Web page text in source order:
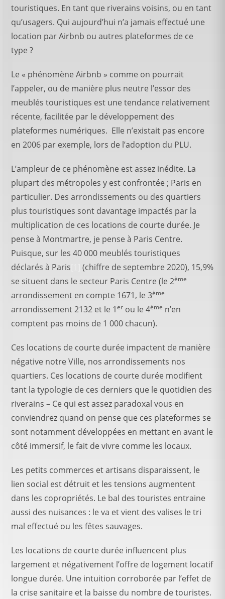
touristiques. En tant que riverains voisins, ou en tant
qu’usagers. Qui aujourd’hui n’a jamais effectué une
location par Airbnb ou autres plateformes de ce
type ?
Le « phénomène Airbnb » comme on pourrait
l’appeler, ou de manière plus neutre l’essor des
meublés touristiques est une tendance relativement
récente, facilitée par le développement des
plateformes numériques. Elle n’existait pas encore
en 2006 par exemple, lors de l’adoption du PLU.
L’ampleur de ce phénomène est assez inédite. La
plupart des métropoles y est confrontée ; Paris en
particulier. Des arrondissements ou des quartiers
plus touristiques sont davantage impactés par la
multiplication de ces locations de courte durée. Je
pense à Montmartre, je pense à Paris Centre.
Puisque, sur les 40 000 meublés touristiques
déclarés à Paris
(chiffre de septembre 2020), 15,9%
se situent dans le secteur Paris Centre (le 2ème
arrondissement en compte 1671, le 3ème
arrondissement 2132 et le 1er ou le 4ème n’en
comptent pas moins de 1 000 chacun).
Ces locations de courte durée impactent de manière
négative notre Ville, nos arrondissements nos
quartiers. Ces locations de courte durée modifient
tant la typologie de ces derniers que le quotidien des
riverains – Ce qui est assez paradoxal vous en
conviendrez quand on pense que ces plateformes se
sont notamment développées en mettant en avant le
côté immersif, le fait de vivre comme les locaux.
Les petits commerces et artisans disparaissent, le
lien social est détruit et les tensions augmentent
dans les copropriétés. Le bal des touristes entraine
aussi des nuisances : le va et vient des valises le tri
mal effectué ou les fêtes sauvages.
Les locations de courte durée influencent plus
largement et négativement l’offre de logement locatif
longue durée. Une intuition corroborée par l’effet de
la crise sanitaire et la baisse du nombre de touristes.